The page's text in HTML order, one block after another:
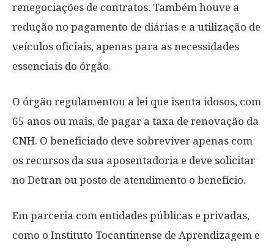
renegociações de contratos. Também houve a
redução no pagamento de diárias e a utilização de
veículos oficiais, apenas para as necessidades
essenciais do órgão.
O órgão regulamentou a lei que isenta idosos, com
65 anos ou mais, de pagar a taxa de renovação da
CNH. O beneficiado deve sobreviver apenas com
os recursos da sua aposentadoria e deve solicitar
no Detran ou posto de atendimento o benefício.
Em parceria com entidades públicas e privadas,
como o Instituto Tocantinense de Aprendizagem e